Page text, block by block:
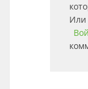
Или